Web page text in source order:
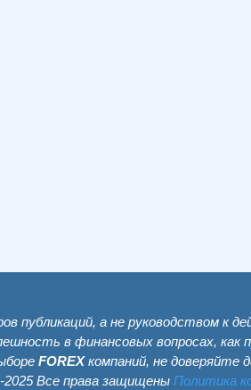
а не руководством к
в финансовых вопросах, как
FOREXкомпаний, не доверяйте
2025 Все права защищены Политика